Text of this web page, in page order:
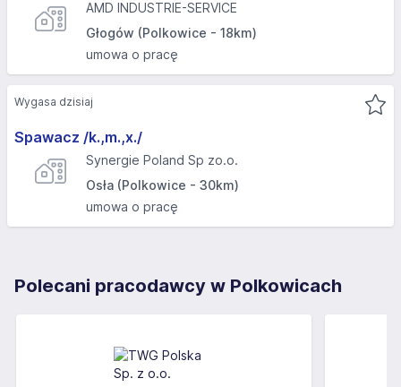
AMD INDUSTRIE-SERVICE
Głogów (Polkowice - 18km)
umowa o pracę
Spawacz /k.,m.,x./
Synergie Poland Sp zo.o.
Osła (Polkowice - 30km)
umowa o pracę
Wygasa dzisiaj
Polecani pracodawcy w Polkowicach